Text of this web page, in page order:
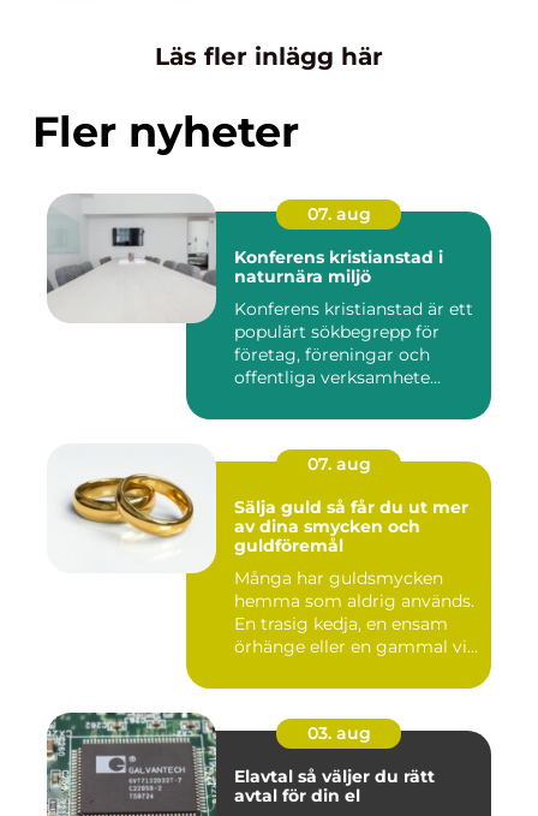
Läs fler inlägg här
Fler nyheter
07. aug
Konferens kristianstad i
naturnära miljö
Konferens kristianstad är ett
populärt sökbegrepp för
företag, föreningar och
offentliga verksamhete...
07. aug
Sälja guld så får du ut mer
av dina smycken och
guldföremål
Många har guldsmycken
hemma som aldrig används.
En trasig kedja, en ensam
örhänge eller en gammal vi...
03. aug
Elavtal så väljer du rätt
avtal för din el